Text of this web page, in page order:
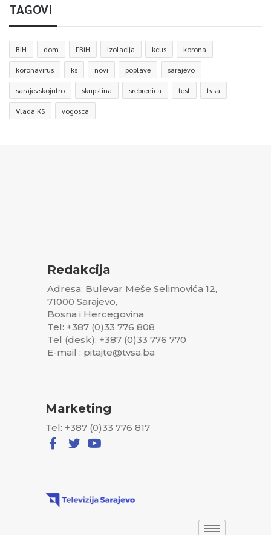
TAGOVI
BiH dom FBiH izolacija kcus korona
koronavirus ks novi poplave sarajevo
sarajevskojutro skupstina srebrenica test tvsa
Vlada KS vogosca
Redakcija
Adresa: Bulevar Meše Selimovića 12,
71000 Sarajevo,
Bosna i Hercegovina
Tel: +387 (0)33 776 808
Tel (desk): +387 (0)33 776 770
E-mail : pitajte@tvsa.ba
Marketing
Tel: +387 (0)33 776 817